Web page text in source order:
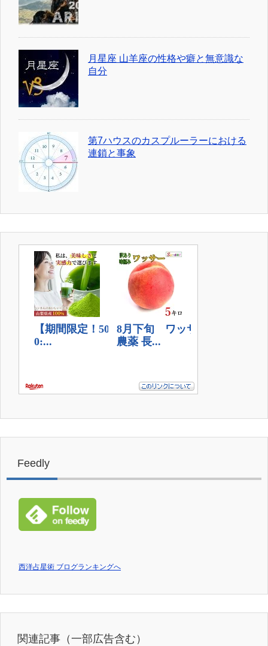
月星座 山羊座の性格や癖と無意識な
自分
第7ハウスのカスプルーラーにおける
連鎖と事象
Feedly
西洋占星術 ブログランキングへ
関連記事（一部広告含む）